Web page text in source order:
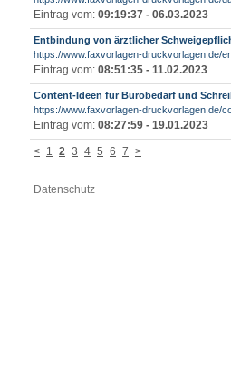
Eintrag vom: 09:19:37 - 06.03.2023
Entbindung von ärztlicher
https://www.faxvorlagen-druckvorlagen.de/
Eintrag vom: 08:51:35 - 11.02.2023
Content-Ideen für Bürobedarf und
https://www.faxvorlagen-druckvorlagen.de/
Eintrag vom: 08:27:59 - 19.01.2023
< 1 2 3 4 5 6 7 >
Datenschutz